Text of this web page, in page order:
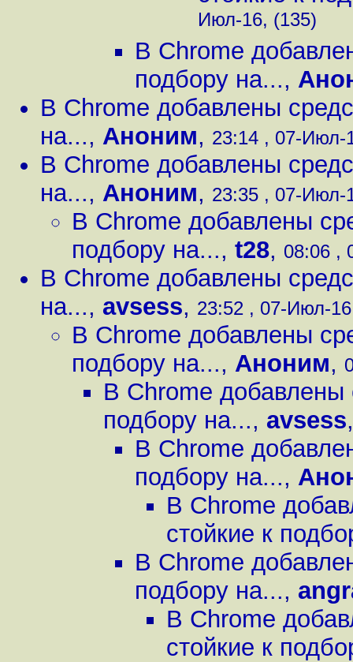
Июл-16, (135)
В Chrome
подбору на...,
В Chrome добавлены
на..., Аноним, 23:14 , 07-Июл-
В Chrome добавлены
на..., Аноним, 23:35 , 07-Июл-
В Chrome добавлены
подбору на..., t28, 08:06 ,
В Chrome добавлены
на..., avsess, 23:52 , 07-Июл-
В Chrome добавлены
подбору на..., Аноним,
В Chrome добавлены
подбору на..., avsess
В Chrome
подбору на...,
В Chrome
стойкие к
В Chrome
подбору на...,
В Chrome
стойкие к